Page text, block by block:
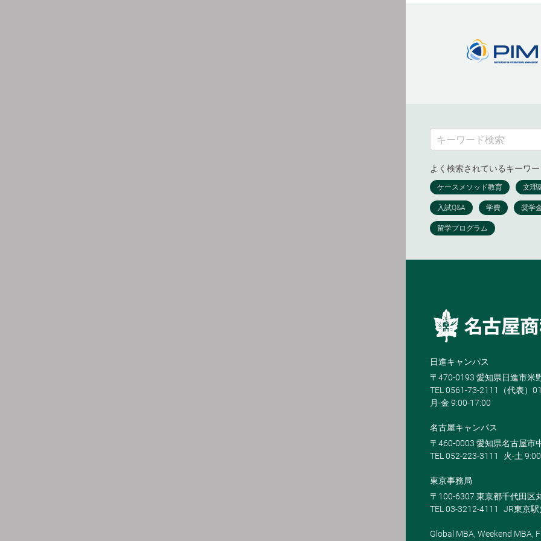
よく検索されているキーワ
日進キャンパス
〒470-0193 愛知県日進市米
TEL 0561-73-2111（代表）
月-金 9:00-17:00
名古屋キャンパス
〒460-0003 愛知県名古屋市
TEL 052-223-3111
火-土
東京事務局
〒100-6307 東京都千代田区
TEL 03-3212-4111
JR東京
Global MBA, Weekend MBA,